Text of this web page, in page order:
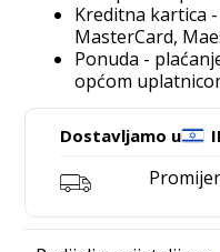
Kreditna kartica
MasterCard,
Ponuda -
općom
Dostavljamo u